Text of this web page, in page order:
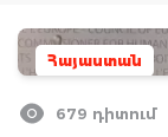
Հայաստան
679 դիտում